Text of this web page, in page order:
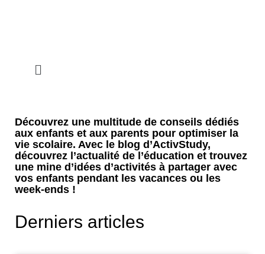
Découvrez une multitude de conseils dédiés
aux enfants et aux parents pour optimiser la
vie scolaire. Avec le blog d’ActivStudy,
découvrez l’actualité de l’éducation et trouvez
une mine d’idées d’activités à partager avec
vos enfants pendant les vacances ou les
week-ends !
Derniers articles